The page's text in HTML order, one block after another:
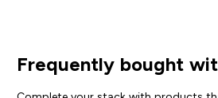
Frequently bought